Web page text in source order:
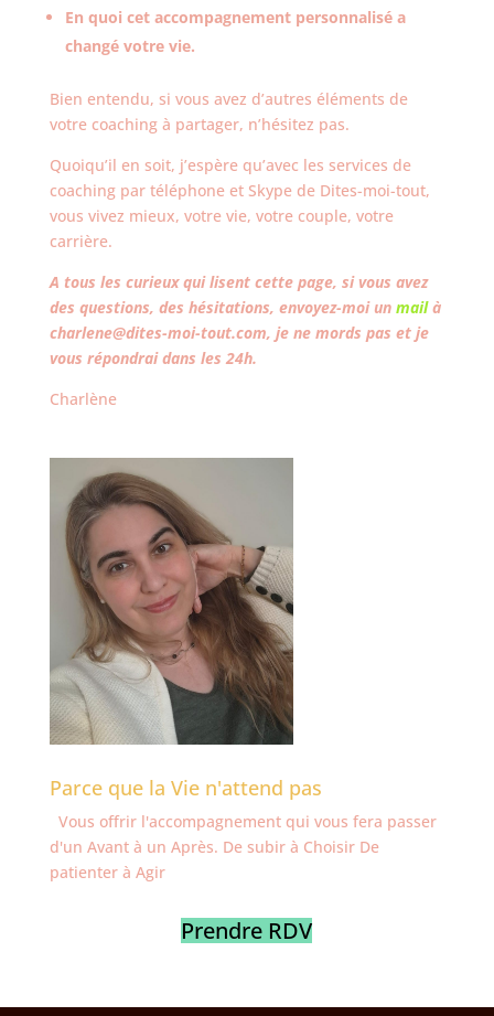
En quoi cet accompagnement personnalisé a
changé votre vie.
Bien entendu, si vous avez d’autres éléments de
votre coaching à partager, n’hésitez pas.
Quoiqu’il en soit, j’espère qu’avec les services de
coaching par téléphone et Skype de Dites-moi-tout,
vous vivez mieux, votre vie, votre couple, votre
carrière.
A tous les curieux qui lisent cette page, si vous avez
des questions, des hésitations, envoyez-moi un mailà
charlene@dites-moi-tout.com, je ne mords pas et je
vous répondrai dans les 24h.
Charlène
Parce que la Vie n'attend pas
Vous offrir l'accompagnement qui vous fera passer
d'un Avant à un Après. De subir à Choisir De
patienter à Agir
Prendre RDV